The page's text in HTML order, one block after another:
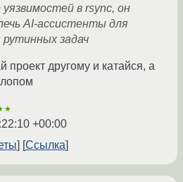
в rsync, он
AI-ассистенты для
задач
проект другому и катайся, а
+00:00
Ссылка